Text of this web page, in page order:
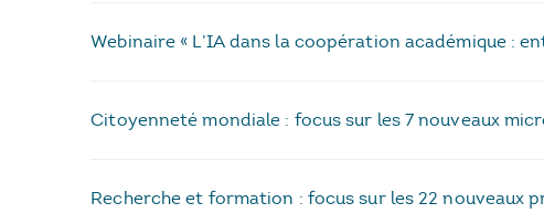
Webinaire « L’IA dans la coopération académique :
Citoyenneté mondiale : focus sur les 7 nouveaux
Recherche et formation : focus sur les 22 nouveaux